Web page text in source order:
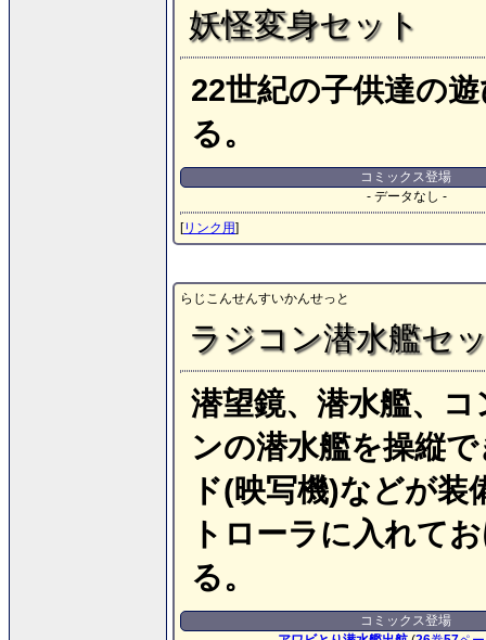
妖怪変身セット
22世紀の子供達の
る。
コミックス登場
- データなし -
[リンク用]
らじこんせんすいかんせっと
ラジコン潜水艦セ
潜望鏡、潜水艦、
ンの潜水艦を操縦
ド(映写機)などが
トローラに入れて
る。
コミックス登場